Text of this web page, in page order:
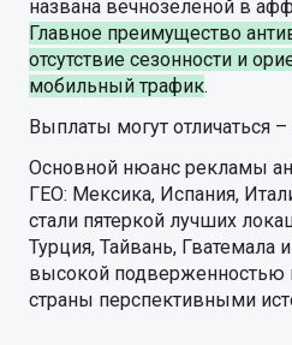
названа вечнозеленой в
Главное преимущество
отсутствие сезонности и
мобильный трафик.
Выплаты могут отличаться
Основной нюанс рекламы
ГЕО: Мексика, Испания,
стали пятеркой лучших
Турция, Тайвань, Гватемала
высокой подверженностью
страны перспективными